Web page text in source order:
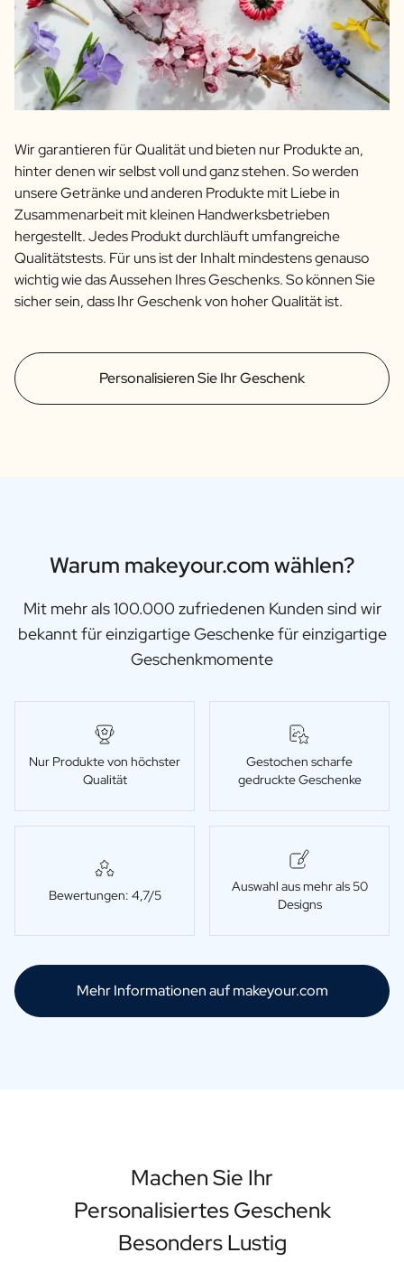
Personalisieren Sie Ihr Geschenk
Wir garantieren für Qualität und bieten nur Produkte an,
hinter denen wir selbst voll und ganz stehen. So werden
unsere Getränke und anderen Produkte mit Liebe in
Zusammenarbeit mit kleinen Handwerksbetrieben
hergestellt. Jedes Produkt durchläuft umfangreiche
Qualitätstests. Für uns ist der Inhalt mindestens genauso
wichtig wie das Aussehen Ihres Geschenks. So können Sie
sicher sein, dass Ihr Geschenk von hoher Qualität ist.
Warum makeyour.com wählen?
Mit mehr als 100.000 zufriedenen Kunden sind wir
bekannt für einzigartige Geschenke für einzigartige
Geschenkmomente
Nur Produkte von höchster
Qualität
Gestochen scharfe
gedruckte Geschenke
Bewertungen: 4,7/5
Auswahl aus mehr als 50
Designs
Mehr Informationen auf makeyour.com
Machen Sie Ihr
Personalisiertes Geschenk
Besonders Lustig